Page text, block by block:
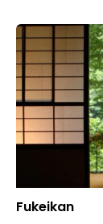
Fukeikan